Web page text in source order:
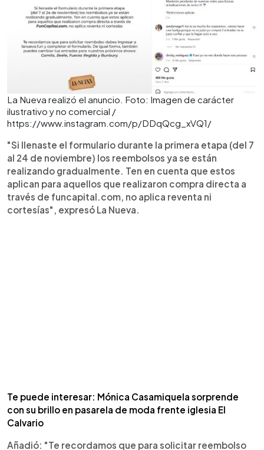
La Nueva realizó el anuncio. Foto: Imagen de carácter
ilustrativo y no comercial /
https://www.instagram.com/p/DDqQcg_xVQ1/
"Si llenaste el formulario durante la primera etapa (del 7
al 24 de noviembre) los reembolsos ya se están
realizando gradualmente. Ten en cuenta que estos
aplican para aquellos que realizaron compra directa a
través de funcapital.com, no aplica reventa ni
cortesías", expresó La Nueva.
Te puede interesar: Mónica Casamiquela sorprende
con su brillo en pasarela de moda frente iglesia El
Calvario
Añadió: "Te recordamos que para solicitar reembolso